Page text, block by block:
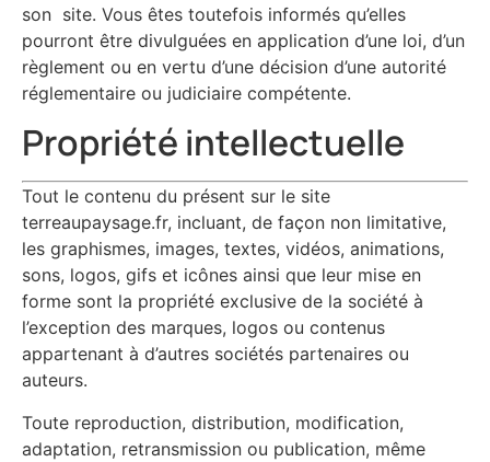
son site. Vous êtes toutefois informés qu’elles
pourront être divulguées en application d’une loi, d’un
règlement ou en vertu d’une décision d’une autorité
réglementaire ou judiciaire compétente.
Propriété intellectuelle
Tout le contenu du présent sur le site
terreaupaysage.fr, incluant, de façon non limitative,
les graphismes, images, textes, vidéos, animations,
sons, logos, gifs et icônes ainsi que leur mise en
forme sont la propriété exclusive de la société à
l’exception des marques, logos ou contenus
appartenant à d’autres sociétés partenaires ou
auteurs.
Toute reproduction, distribution, modification,
adaptation, retransmission ou publication, même